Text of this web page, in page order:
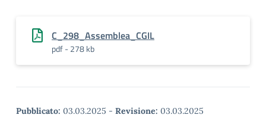
C_298_Assemblea_CGIL
pdf - 278 kb
Pubblicato: 03.03.2025 - Revisione: 03.03.2025